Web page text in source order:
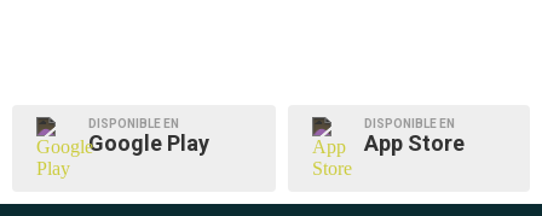
DISPONIBLE EN
Google Play
DISPONIBLE EN
App Store